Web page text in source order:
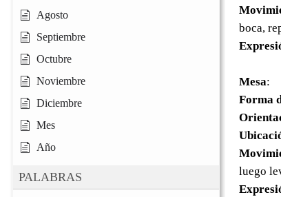
Agosto
Septiembre
Octubre
Noviembre
Diciembre
Mes
Año
PALABRAS
boca,
Mesa:
Forma
luego